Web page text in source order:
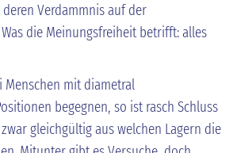
Verdammnis auf der
die Meinungsfreiheit betrifft: alles
Menschen mit diametral
begegnen, so ist rasch Schluss
gleichgültig aus welchen Lagern die